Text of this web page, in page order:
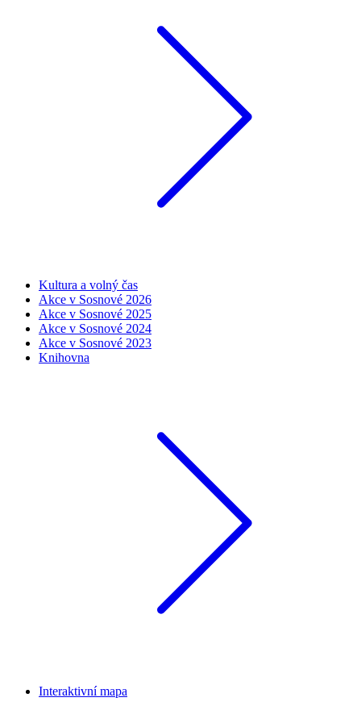
Kultura a volný čas
Akce v Sosnové 2026
Akce v Sosnové 2025
Akce v Sosnové 2024
Akce v Sosnové 2023
Knihovna
Interaktivní mapa